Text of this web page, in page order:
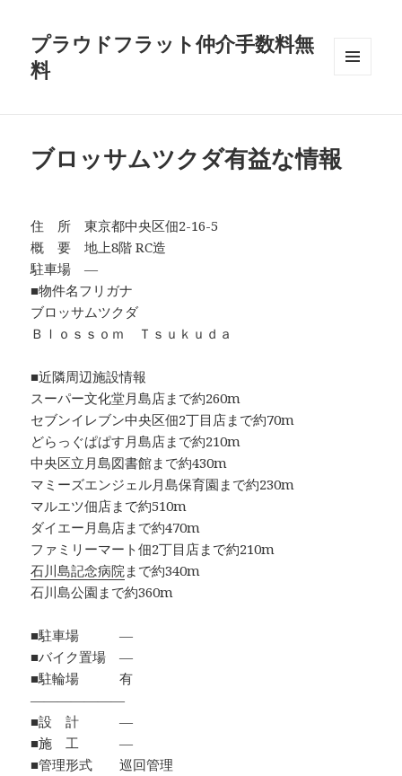
プラウドフラット仲介手数料無
料
ブロッサムツクダ有益な情報
住 所 東京都中央区佃2-16-5
概 要 地上8階 RC造
駐車場 ―
■物件名フリガナ
ブロッサムツクダ
Ｂｌｏｓｓｏｍ Ｔｓｕｋｕｄａ
■近隣周辺施設情報
スーパー文化堂月島店まで約260m
セブンイレブン中央区佃2丁目店まで約70m
どらっぐぱぱす月島店まで約210m
中央区立月島図書館まで約430m
マミーズエンジェル月島保育園まで約230m
マルエツ佃店まで約510m
ダイエー月島店まで約470m
ファミリーマート佃2丁目店まで約210m
石川島記念病院まで約340m
石川島公園まで約360m
■駐車場 ―
■バイク置場 ―
■駐輪場 有
―――――――
■設 計 ―
■施 工 ―
■管理形式 巡回管理